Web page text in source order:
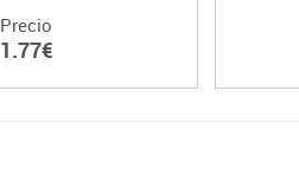
Precio
1.77€